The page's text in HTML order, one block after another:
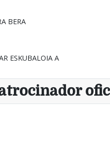
BERA
ESKUBALOIA A